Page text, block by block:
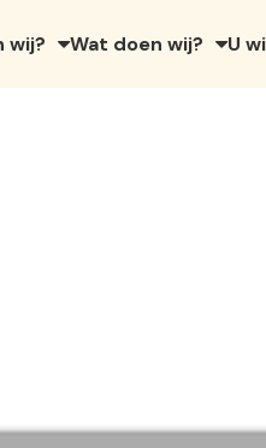
wij? Wat doen wij? U